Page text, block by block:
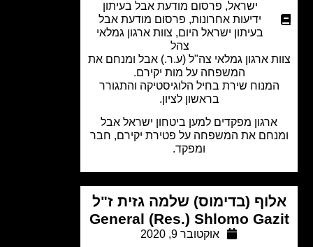
פרסום מודעת אבל בעיתון
ידיעות אחרונות,פרסום מודעת אבל
בעיתון ישראל היום,צוות ארגון גמלאי
ארגון גמלאי צה"ל (ע.ר.) אבל ומנחם את
המשפחה על מות יקירם.
שירת בחיל הלוגיסטיקה והתגורר
בראשון לציון.​
מפקדים למען ביטחון ישראל אבל
את המשפחה על פטירת יקירם, חבר
(בדימוס) שלמה גזית ז"ל
General (Res.) Shlomo
אוקטובר 9, 2020